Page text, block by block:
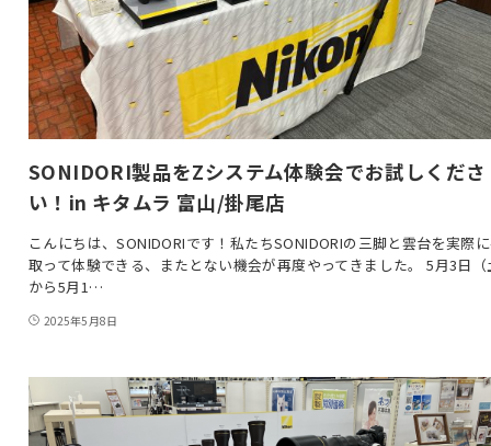
SONIDORI製品をZシステム体験会でお試しくださ
い！in キタムラ 富山/掛尾店
こんにちは、SONIDORIです！私たちSONIDORIの三脚と雲台を実際
取って体験できる、またとない機会が再度やってきました。 5月3日（
から5月1…
2025年5月8日